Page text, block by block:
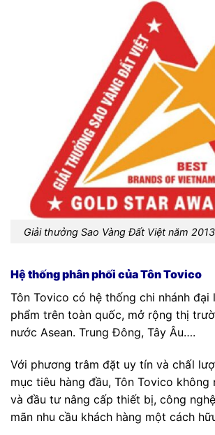
Giải thưởng Sao Vàng Đất Việt năm
Hệ thống phân phối của Tôn Tovico
Tôn Tovico có hệ thống chi nhánh đại
phẩm trên toàn quốc, mở rộng thị
nước Asean. Trung Đông, Tây Âu….
Với phương trâm đặt uy tín và chấl
mục tiêu hàng đầu, Tôn Tovico không
và đầu tư nâng cấp thiết bị, công
mãn nhu cầu khách hàng một cách